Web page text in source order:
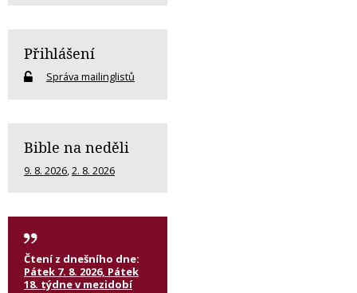
Přihlášení
Správa mailinglistů
Bible na neděli
9. 8. 2026,2. 8. 2026
Čtení z dnešního dne:
Pátek 7. 8. 2026, Pátek
18. týdne v mezidobí